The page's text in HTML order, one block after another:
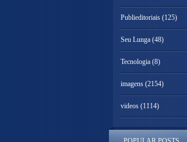
Publieditoriais (125)
Seu Lunga (48)
Tecnologia (8)
imagens (2154)
videos (1114)